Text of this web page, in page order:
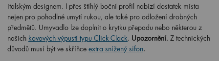
italským designem. I přes štíhlý boční profil nabízí dostatek místa
nejen pro pohodlné umytí rukou, ale také pro odložení drobných
předmětů. Umyvadlo lze doplnit o krytku přepadu nebo některou z
našich kovových výpustí typu Click-Clack. Upozornění. Z technických
důvodů musí být ve skříňce extra snížený sifon.